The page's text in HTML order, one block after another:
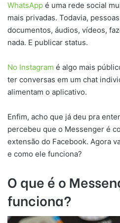
WhatsApp é uma rede social
mais privadas. Todavia,
documentos, áudios, vídeos,
nada. E publicar status.
No Instagram é algo mais
ter conversas em um chat
alimentam o aplicativo.
Enfim, acho que já deu pra
percebeu que o Messenger é
extensão do Facebook. Agora
e como ele funciona?
O que é o
funciona?